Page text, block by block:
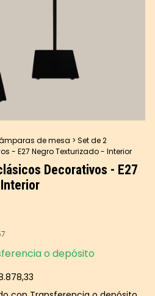
de mesa > Set de 2
- E27 Negro Texturizado - Interior
Decorativos - E27
o depósito